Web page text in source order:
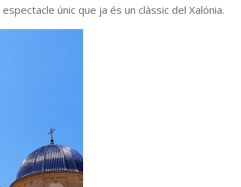
únic que ja és un clàssic del Xalónia.